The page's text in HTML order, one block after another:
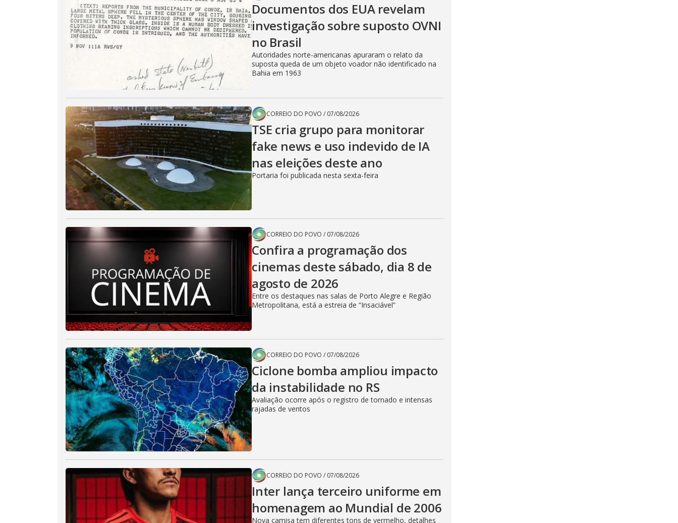
Documentos dos EUA revelam
investigação sobre suposto OVNI
no Brasil
Autoridades norte-americanas apuraram o relato da
suposta queda de um objeto voador não identificado na
Bahia em 1963
CORREIO DO POVO / 07/08/2026
TSE cria grupo para monitorar
fake news e uso indevido de IA
nas eleições deste ano
Portaria foi publicada nesta sexta-feira
CORREIO DO POVO / 07/08/2026
Confira a programação dos
cinemas deste sábado, dia 8 de
agosto de 2026
Entre os destaques nas salas de Porto Alegre e Região
Metropolitana, está a estreia de “Insaciável”
CORREIO DO POVO / 07/08/2026
Ciclone bomba ampliou impacto
da instabilidade no RS
Avaliação ocorre após o registro de tornado e intensas
rajadas de ventos
CORREIO DO POVO / 07/08/2026
Inter lança terceiro uniforme em
homenagem ao Mundial de 2006
Nova camisa tem diferentes tons de vermelho, detalhes